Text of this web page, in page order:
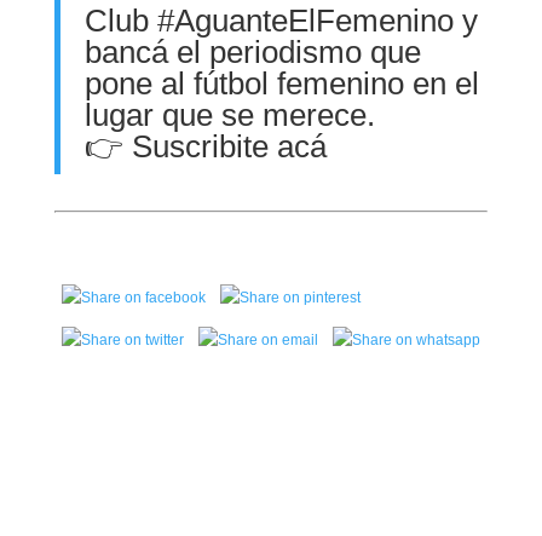
Club #AguanteElFemeninoy
bancá el periodismo que
pone al fútbol femenino en el
lugar que se merece.
👉 Suscribite acá